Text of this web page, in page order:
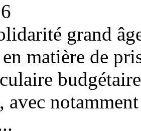
grand
matière de
avec